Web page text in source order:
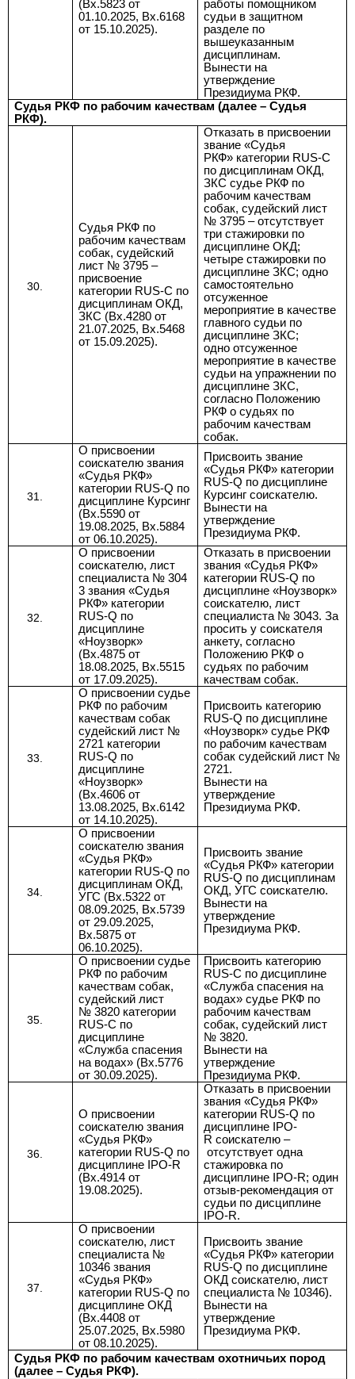
(Вх.5823 от
01.10.2025, Вх.6168
от 15.10.2025).
работы помощником
судьи в защитном
разделе по
вышеуказанным
дисциплинам.
Вынести на
утверждение
Президиума РКФ.
Судья РКФ по рабочим качествам (далее – Судья
РКФ).
Судья РКФ по
рабочим качествам
собак, судейский
лист № 3795 –
присвоение
категории RUS-C по
дисциплинам ОКД,
ЗКС (Вх.4280 от
21.07.2025, Вх.5468
от 15.09.2025).
Отказать в присвоении
звание «Судья
РКФ» категории RUS-C
по дисциплинам ОКД,
ЗКСсудье РКФ по
рабочим качествам
собак, судейский лист
№ 3795 – отсутствует
три стажировки по
дисциплине ОКД;
четыре стажировки по
дисциплине ЗКС; одно
самостоятельно
отсуженное
мероприятие в качестве
главного судьи по
дисциплине ЗКС;
одно отсуженное
мероприятие в качестве
судьи на упражнении по
дисциплине ЗКС,
согласно Положению
РКФ о судьях по
рабочим качествам
собак.
О присвоении
соискателю звания
«Судья РКФ»
категории RUS-Q по
дисциплине Курсинг
(Вх.5590 от
19.08.2025, Вх.5884
от 06.10.2025).
Присвоить звание
«Судья РКФ» категории
RUS-Q по дисциплине
Курсинг соискателю.
Вынести на
утверждение
Президиума РКФ.
О присвоении
соискателю, лист
специалиста № 304
3 звания«Судья
РКФ» категории
RUS-Q по
дисциплине
«Ноузворк»
(Вх.4875 от
18.08.2025, Вх.5515
от 17.09.2025).
Отказать в присвоении
звания«Судья РКФ»
категории RUS-Q по
дисциплине «Ноузворк»
соискателю, лист
специалиста № 3043. За
просить у соискателя
анкету, согласно
Положению РКФ о
судьях по рабочим
качествам собак.
О присвоении судье
РКФ по рабочим
качествам собак
судейский лист №
2721 категории
RUS-Q по
дисциплине
«Ноузворк»
(Вх.4606 от
13.08.2025, Вх.6142
от 14.10.2025).
Присвоить категорию
RUS-Q по дисциплине
«Ноузворк» судье РКФ
по рабочим качествам
собак судейский лист №
2721.
Вынести на
утверждение
Президиума РКФ.
О присвоении
соискателюзвания
«Судья РКФ»
категории RUS-Q по
дисциплинам ОКД,
УГС (Вх.5322 от
08.09.2025, Вх.5739
от 29.09.2025,
Вх.5875 от
06.10.2025).
Присвоить звание
«Судья РКФ» категории
RUS-Q по дисциплинам
ОКД, УГС соискателю.
Вынести на
утверждение
Президиума РКФ.
О присвоении судье
РКФ по рабочим
качествам собак,
судейский лист
№ 3820 категории
RUS-С по
дисциплине
«Служба спасения
на водах» (Вх.5776
от 30.09.2025).
Присвоить категорию
RUS-C по дисциплине
«Служба спасения на
водах» судье РКФ по
рабочим качествам
собак, судейский лист
№ 3820.
Вынести на
утверждение
Президиума РКФ.
О присвоении
соискателюзвания
«Судья РКФ»
категории RUS-Q по
дисциплине IPO-R
(Вх.4914 от
19.08.2025).
Отказать в присвоении
звания«Судья РКФ»
категории RUS-Q по
дисциплине IPO-
R соискателю –
отсутствует одна
стажировка по
дисциплине
IPO-R; один
отзыв-рекомендация от
судьи по дисциплине
IPO-R.
О присвоении
соискателю, лист
специалиста №
10346звания
«Судья РКФ»
категории RUS-Q по
дисциплине ОКД
(Вх.4408 от
25.07.2025, Вх.5980
от 08.10.2025).
Присвоить звание
«Судья РКФ» категории
RUS-Q по дисциплине
ОКД соискателю, лист
специалиста № 10346).
Вынести на
утверждение
Президиума РКФ.
Судья РКФ по рабочим качествам охотничьих пород
(далее – Судья РКФ).